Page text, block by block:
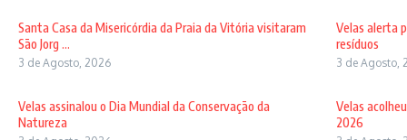
Santa Casa da Misericórdia da Praia da Vitória visitaram
São Jorg ...
3 de Agosto, 2026
Velas alerta
resíduos
3 de Agosto,
Velas assinalou o Dia Mundial da Conservação da
Natureza
Velas
2026